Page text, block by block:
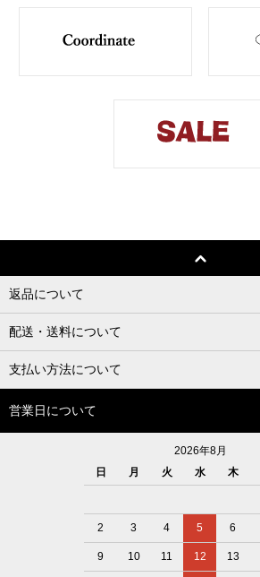
返品について
配送・送料について
支払い方法について
営業日について
2026年8月
日
月 火 水 木
2 3 4 5 6
9 10 11 12 13